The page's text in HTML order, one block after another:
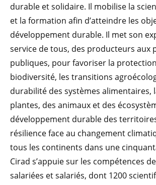
durable et solidaire. Il mobilise la
et la formation afin d’atteindre les
développement durable. Il met son
service de tous, des producteurs aux
publiques, pour favoriser la
biodiversité, les transitions
durabilité des systèmes alimentaires,
plantes, des animaux et des
développement durable des
résilience face au changement
tous les continents dans une
Cirad s’appuie sur les compétences
salariées et salariés, dont 1200